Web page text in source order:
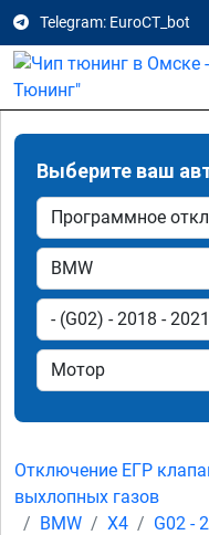
Telegram: EuroCT_bot
Выберите ваш
Отключение ЕГР
выхлопных газов
BMW
X4 G02 -